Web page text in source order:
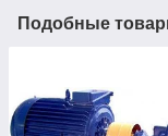
Подобные